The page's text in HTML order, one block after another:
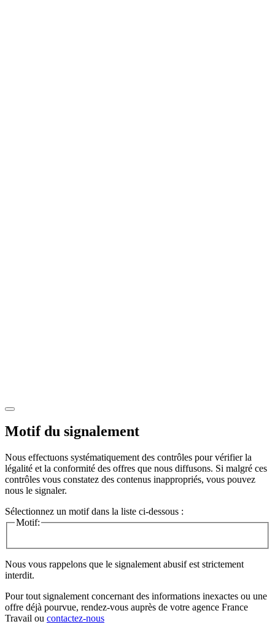
Motif du signalement
Nous effectuons systématiquement des contrôles pour vérifier la
légalité et la conformité des offres que nous diffusons. Si malgré ces
contrôles vous constatez des contenus inappropriés, vous pouvez
nous le signaler.
Sélectionnez un motif dans la liste ci-dessous :
Motif:
Nous vous rappelons que le signalement abusif est strictement
interdit.
Pour tout signalement concernant des informations inexactes ou une
offre déjà pourvue, rendez-vous auprès de votre agence France
Travail ou contactez-nous